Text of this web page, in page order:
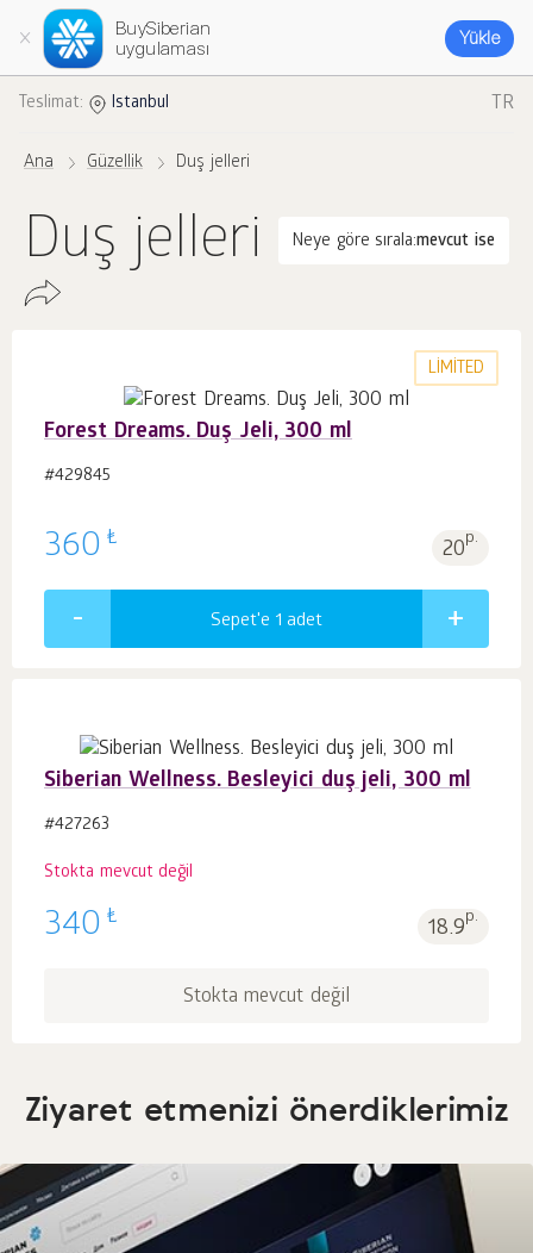
BuySiberian
uygulaması
Yükle
Teslimat: Istanbul TR
Ana Güzellik Duş jelleri
Duş jelleri Neye göre sırala:mevcut ise
LIMITED
Forest Dreams. Duş Jeli, 300 ml
#429845
360 ₺ 20p.
Sepet'e 1 adet
Siberian Wellness. Besleyici duş jeli, 300 ml
#427263
Stokta mevcut değil
340 ₺ 18.9p.
Stokta mevcut değil
Ziyaret etmenizi önerdiklerimiz